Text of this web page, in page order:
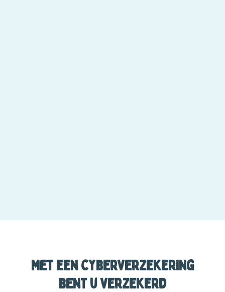
Met een cyberverzekering
bent u verzekerd